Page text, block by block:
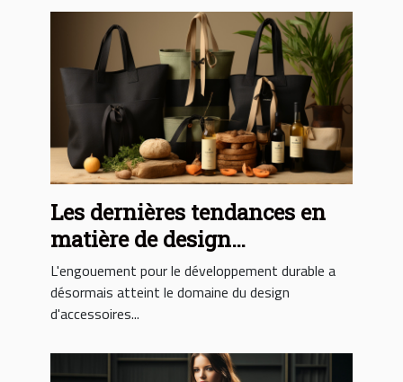
Les dernières tendances en
matière de design
d'accessoires éco-
responsables
L'engouement pour le développement durable a
désormais atteint le domaine du design
d'accessoires...